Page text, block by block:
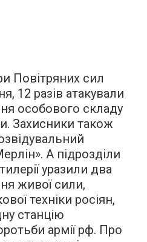
Повітряних сил
12 разів атакували
особового складу
Захисники також
А підрозділи
уразили два
живої сили,
техніки росіян,
станцію
армії рф. Про